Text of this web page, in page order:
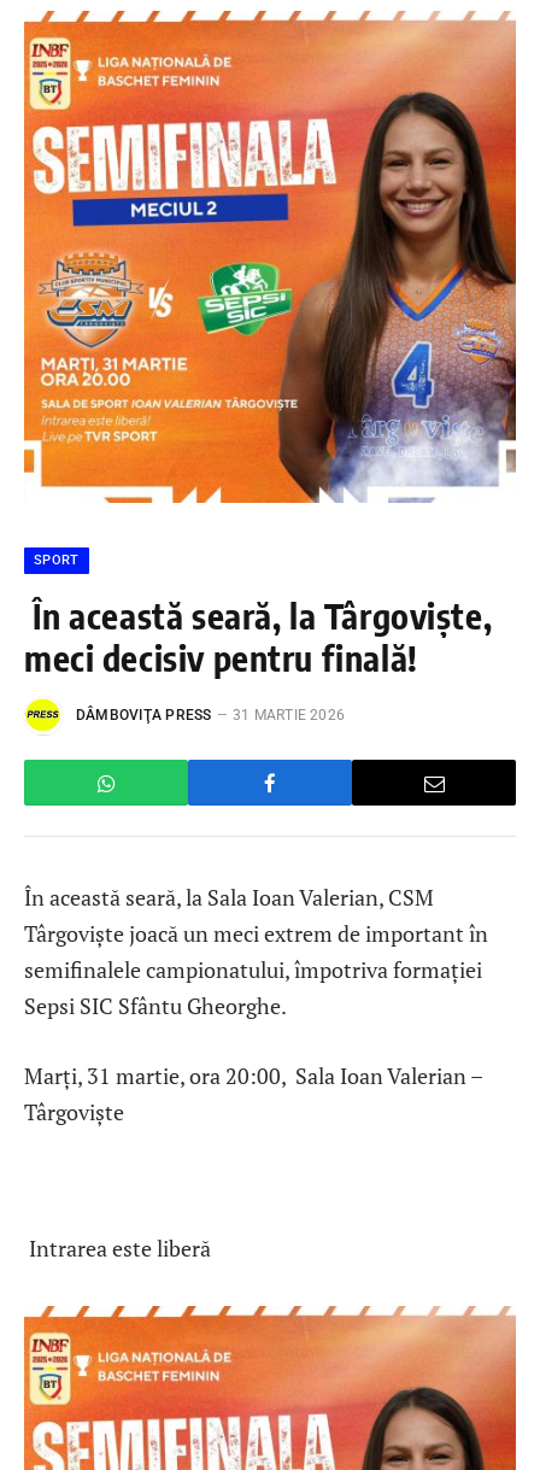
SPORT
În această seară, la Târgoviște,
meci decisiv pentru finală!
DÂMBOVIŢA PRESS 31 MARTIE 2026
În această seară, la Sala Ioan Valerian, CSM
Târgoviște joacă un meci extrem de important în
semifinalele campionatului, împotriva formației
Sepsi SIC Sfântu Gheorghe.
Marți, 31 martie, ora 20:00, Sala Ioan Valerian –
Târgoviște
Intrarea este liberă